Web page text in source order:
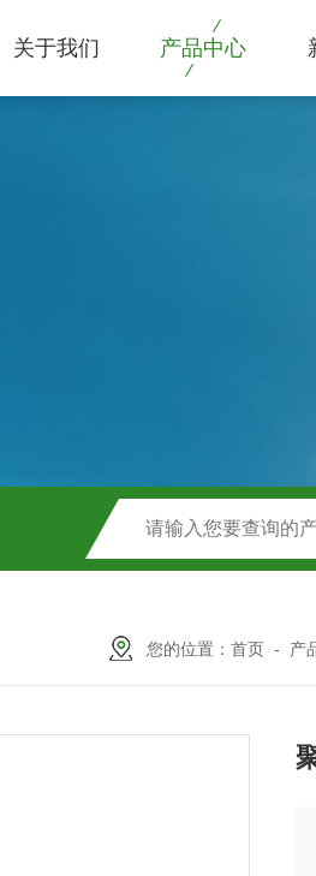
关于我们 产品中心
您的位置：首页 - 产